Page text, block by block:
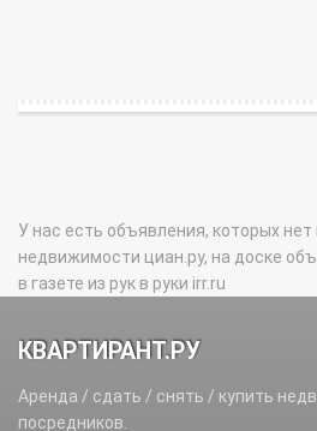
У нас есть объявления, которых нет
недвижимости циан.ру, на доске
в газете из рук в руки irr.ru
КВАРТИРАНТ.РУ
Аренда / сдать / снять / купить
посредников.